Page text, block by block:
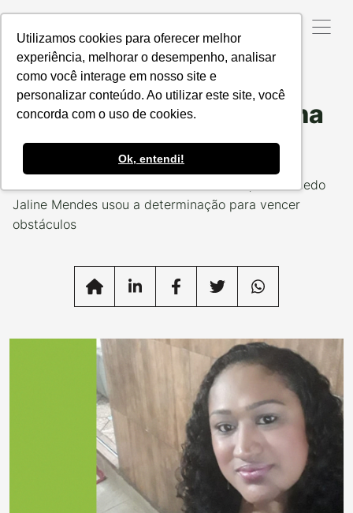
Utilizamos cookies para oferecer melhor
experiência, melhorar o desempenho, analisar
como você interage em nosso site e
personalizar conteúdo. Ao utilizar este site, você
concorda com o uso de cookies.
Ok, entendi!
Data da Postagem:08/10/2021 Categoria:
As muitas superações na
conta de Jaline
Analista financeira da Produzindo Certo, desde cedo
Jaline Mendes usou a determinação para vencer
obstáculos